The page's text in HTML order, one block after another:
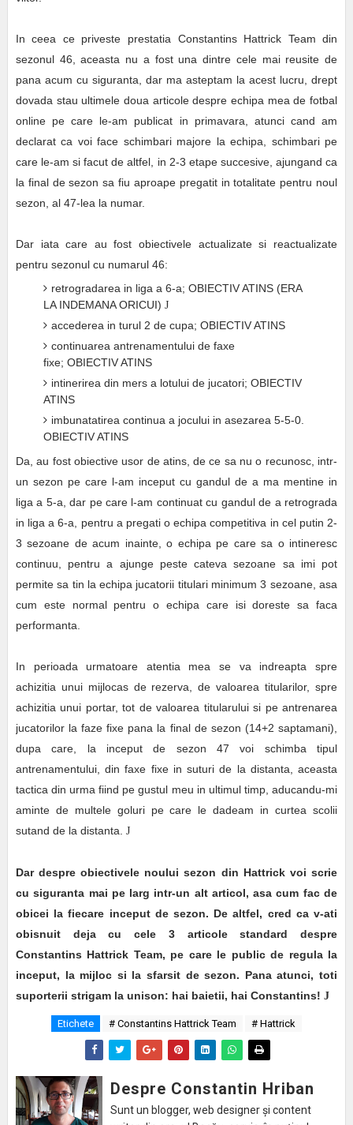
In ceea ce priveste prestatia Constantins Hattrick Team din
sezonul 46, aceasta nu a fost una dintre cele mai reusite de
pana acum cu siguranta, dar ma asteptam la acest lucru, drept
dovada stau ultimele doua articole despre echipa mea de fotbal
online pe care le-am publicat in primavara, atunci cand am
declarat ca voi face schimbari majore la echipa, schimbari pe
care le-am si facut de altfel, in 2-3 etape succesive, ajungand ca
la final de sezon sa fiu aproape pregatit in totalitate pentru noul
sezon, al 47-lea la numar.
Dar iata care au fost obiectivele actualizate si reactualizate
pentru sezonul cu numarul 46:
retrogradarea in liga a 6-a; OBIECTIV ATINS (ERA
LA INDEMANA ORICUI) J
accederea in turul 2 de cupa; OBIECTIV ATINS
continuarea antrenamentului de faxe
fixe; OBIECTIV ATINS
intinerirea din mers a lotului de jucatori; OBIECTIV
ATINS
imbunatatirea continua a jocului in asezarea 5-5-0.
OBIECTIV ATINS
Da, au fost obiective usor de atins, de ce sa nu o recunosc, intr-
un sezon pe care l-am inceput cu gandul de a ma mentine in
liga a 5-a, dar pe care l-am continuat cu gandul de a retrograda
in liga a 6-a, pentru a pregati o echipa competitiva in cel putin 2-
3 sezoane de acum inainte, o echipa pe care sa o intineresc
continuu, pentru a ajunge peste cateva sezoane sa imi pot
permite sa tin la echipa jucatorii titulari minimum 3 sezoane, asa
cum este normal pentru o echipa care isi doreste sa faca
performanta.
In perioada urmatoare atentia mea se va indreapta spre
achizitia unui mijlocas de rezerva, de valoarea titularilor, spre
achizitia unui portar, tot de valoarea titularului si pe antrenarea
jucatorilor la faze fixe pana la final de sezon (14+2 saptamani),
dupa care, la inceput de sezon 47 voi schimba tipul
antrenamentului, din faxe fixe in suturi de la distanta, aceasta
tactica din urma fiind pe gustul meu in ultimul timp, aducandu-mi
aminte de multele goluri pe care le dadeam in curtea scolii
sutand de la distanta. J
Dar despre obiectivele noului sezon din Hattrick voi scrie
cu siguranta mai pe larg intr-un alt articol, asa cum fac de
obicei la fiecare inceput de sezon. De altfel, cred ca v-ati
obisnuit deja cu cele 3 articole standard despre
Constantins Hattrick Team, pe care le public de regula la
inceput, la mijloc si la sfarsit de sezon. Pana atunci, toti
suporterii strigam la unison: hai baietii, hai Constantins! J
Etichete # Constantins Hattrick Team # Hattrick
Despre Constantin Hriban
Sunt un blogger, web designer și content